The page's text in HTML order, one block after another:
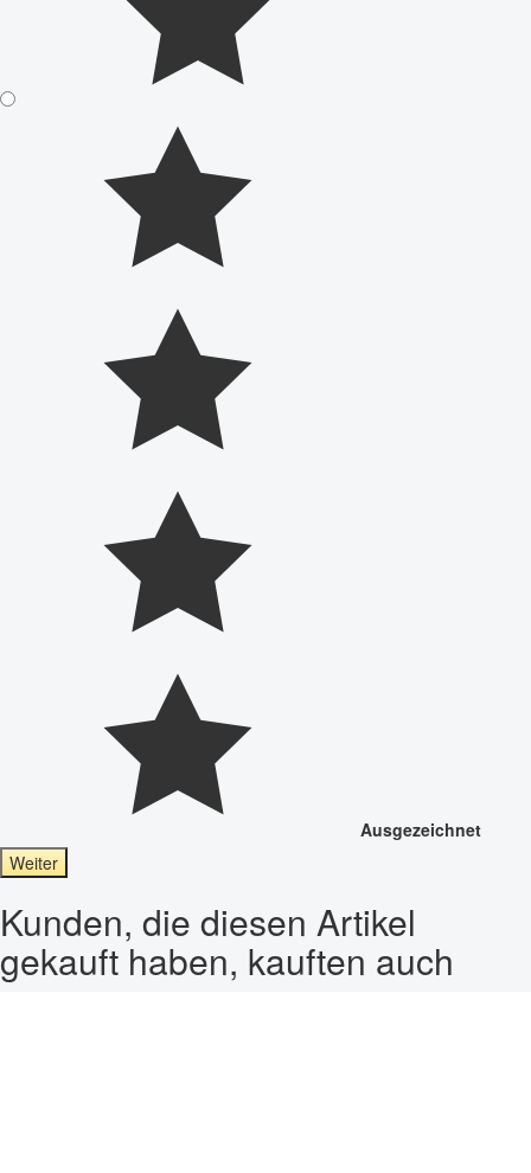
Ausgezeichnet
Weiter
Kunden, die diesen Artikel
gekauft haben, kauften auch